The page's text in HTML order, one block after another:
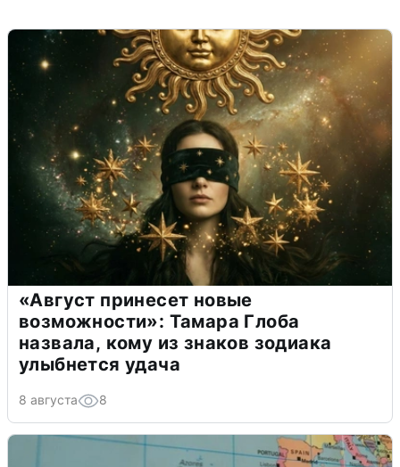
«Август принесет новые
возможности»: Тамара Глоба
назвала, кому из знаков зодиака
улыбнется удача
8 августа 8